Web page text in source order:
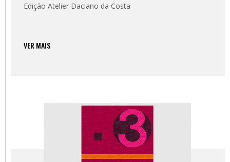
Edição Atelier Daciano da Costa
VER MAIS